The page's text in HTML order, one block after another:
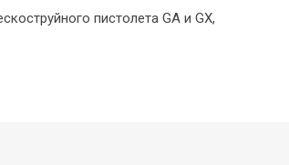
пистолета GA и GX,